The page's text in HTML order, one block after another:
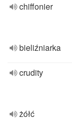
chiffonier
bieliźniarka
crudity
żółć